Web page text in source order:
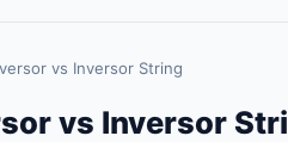
vs Inversor String
vs Inversor